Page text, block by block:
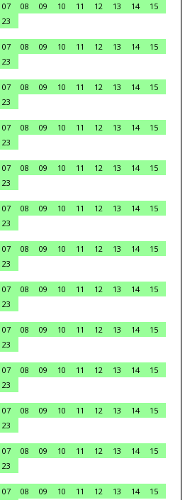
07 08 09 10 11 12 13 14
15
23
07 08 09 10 11 12 13 14
15
23
07 08 09 10 11 12 13 14
15
23
07 08 09 10 11 12 13 14
15
23
07 08 09 10 11 12 13 14
15
23
07 08 09 10 11 12 13 14
15
23
07 08 09 10 11 12 13 14
15
23
07 08 09 10 11 12 13 14
15
23
07 08 09 10 11 12 13 14
15
23
07 08 09 10 11 12 13 14
15
23
07 08 09 10 11 12 13 14
15
23
07 08 09 10 11 12 13 14
15
23
07 08 09 10 11 12 13 14
15